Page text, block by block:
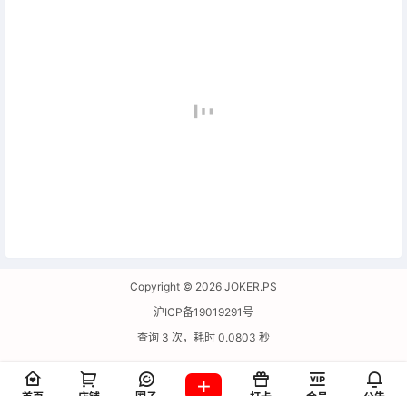
Copyright © 2026 JOKER.PS
沪ICP备19019291号
查询 3 次，耗时 0.0803 秒